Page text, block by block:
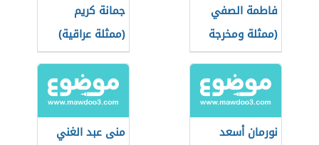
فاطمة الصفي
(ممثلة ومخرجة
كويتية)
جمانة كريم
(ممثلة عراقية)
نورمان أسعد
منى عبد الغني